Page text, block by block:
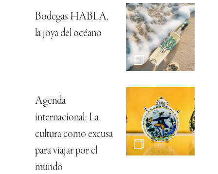
Bodegas HABLA,
la joya del océano
Agenda
internacional: La
cultura como excusa
para viajar por el
mundo